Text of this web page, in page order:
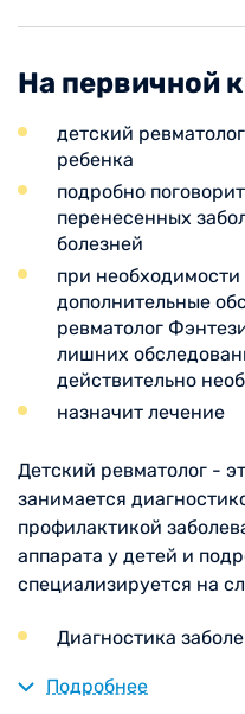
На первичной
детский
ребенка
подробно
перенесенных
болезней
при необходимости
дополнительные
ревматолог
лишних
действительно
назначит лечение
Детский ревматолог -
занимается
профилактикой
аппарата у детей и
специализируется на
Диагностика
Проведение
Подробнее